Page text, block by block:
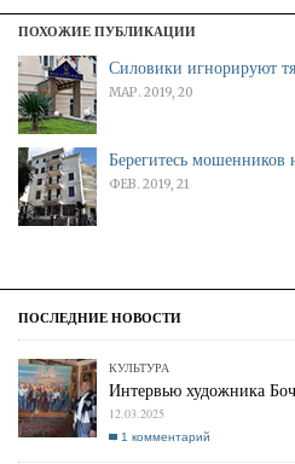
ПОХОЖИЕ ПУБЛИКАЦИИ
Силовики игнорируют
МАР. 2019, 20
Берегитесь мошенников
ФЕВ. 2019, 21
КУЛЬТУРА
Интервью художника
12.03.2025
1 комментарий